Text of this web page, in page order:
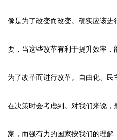
像是为了改变而改变。确实应该
要，当这些改革有利于提升效率
为了改革而进行改革。自由化、
在决策时会考虑到。对我们来说，
家，而强有力的国家按我们的理